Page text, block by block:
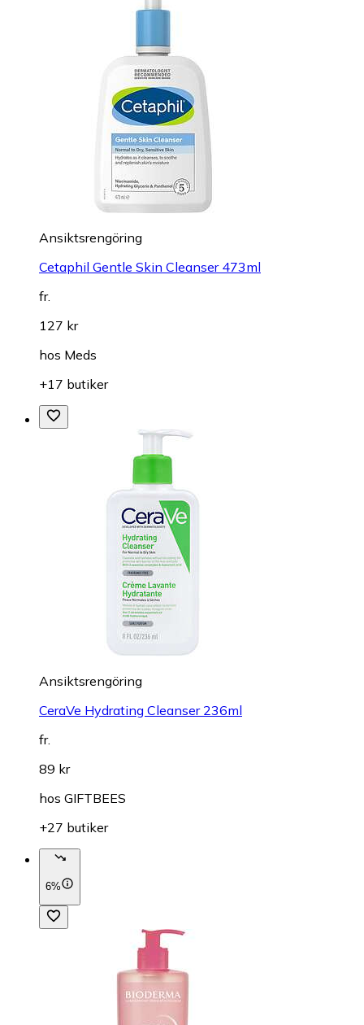
Ansiktsrengöring
Cetaphil Gentle Skin Cleanser 473ml
fr.
127 kr
hos Meds
+17 butiker
Ansiktsrengöring
CeraVe Hydrating Cleanser 236ml
fr.
89 kr
hos GIFTBEES
+27 butiker
6%